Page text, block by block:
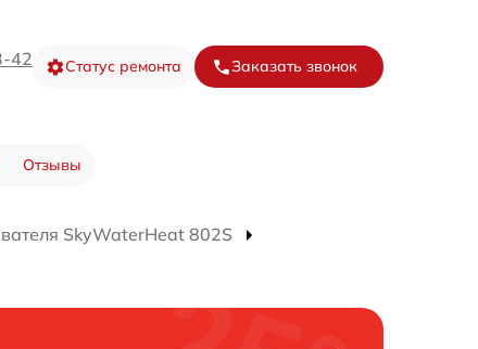
42 Статус ремонта Заказать звонок
Отзывы
SkyWaterHeat 802S